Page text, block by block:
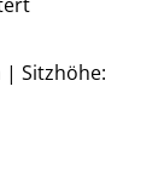
| Sitzhöhe: